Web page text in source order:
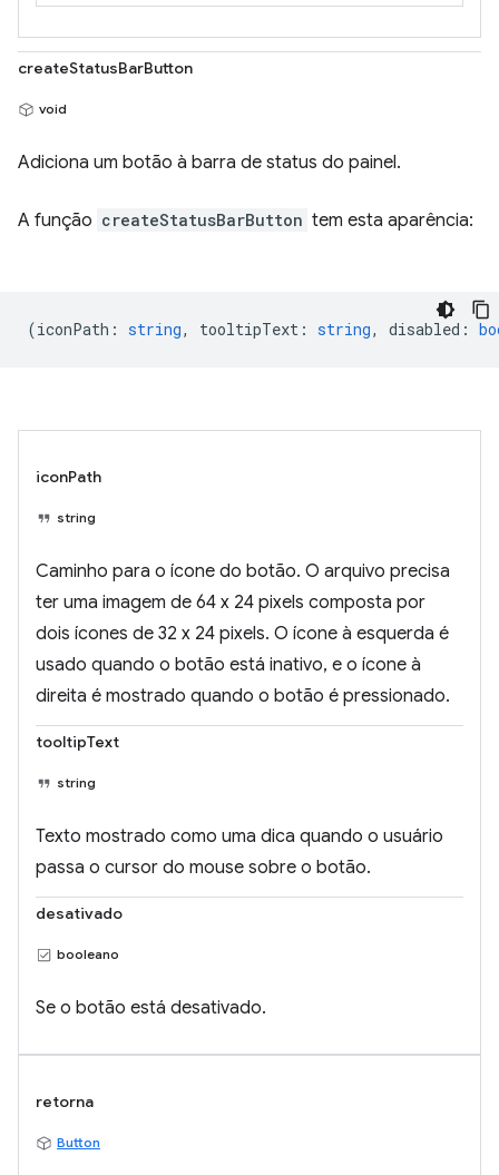
createStatusBarButton
void
Adiciona um botão à barra de status do painel.
A função createStatusBarButton tem esta aparência:
(iconPath : string, tooltipText : string, disabled :
iconPath
string
Caminho para o ícone do botão. O arquivo precisa
ter uma imagem de 64 x 24 pixels composta por
dois ícones de 32 x 24 pixels. O ícone à esquerda é
usado quando o botão está inativo, e o ícone à
direita é mostrado quando o botão é pressionado.
tooltipText
string
Texto mostrado como uma dica quando o usuário
passa o cursor do mouse sobre o botão.
desativado
booleano
Se o botão está desativado.
retorna
Button